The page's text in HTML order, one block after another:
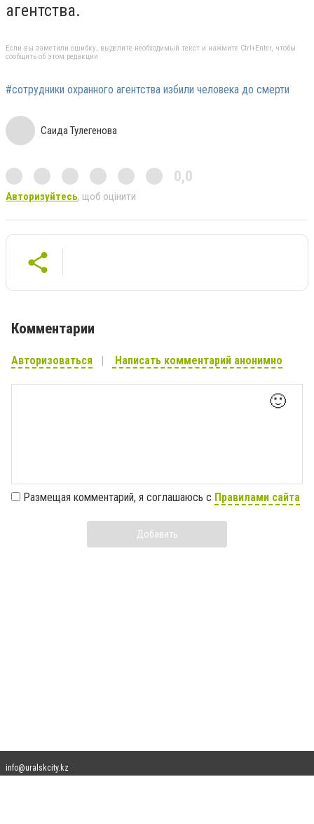
агентства.
Если вы заметили ошибку, выделите необходимый текст и нажмите Ctrl+Enter, чтобы
сообщить об этом редакции
#сотрудники охранного агентства избили человека до смерти
Саида Тулегенова
0,0
Авторизуйтесь, щоб оцінити
Комментарии
Авторизоваться Написать комментарий анонимно
🙂
Размещая комментарий, я соглашаюсь с Правилами сайта
Добавить
info@uralskcity.kz